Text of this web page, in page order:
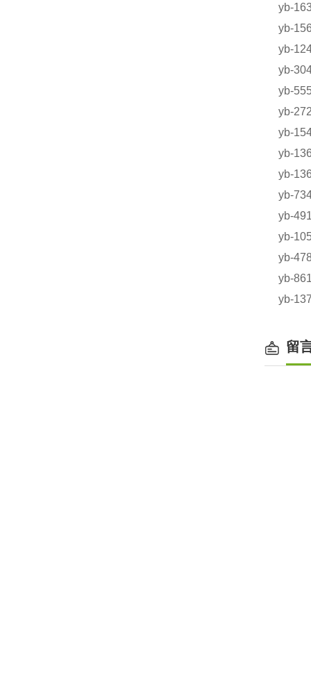
yb-
yb-
yb-
yb-
yb-
yb-
yb-
yb-
yb-
yb-
yb-
yb-
yb-
yb-
yb-
留